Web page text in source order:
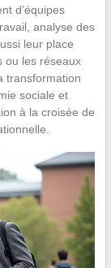
d’équipes
analyse des
leur place
ou les réseaux
transformation
sociale et
à la croisée de